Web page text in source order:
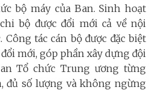
bộ máy của Ban. Sinh hoạt
bộ được đổi mới cả về nội
tác cán bộ được đặc biệt
mới, góp phần xây dựng đội
Tổ chức Trung ương từng
đủ số lượng và không ngừng